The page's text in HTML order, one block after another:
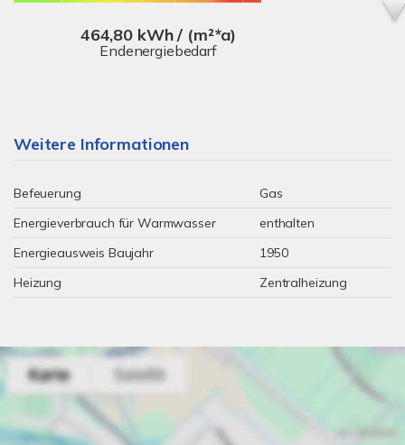
464,80 kWh / (m²*a)
Endenergiebedarf
Weitere Informationen
Befeuerung
Gas
Energieverbrauch für Warmwasser
enthalten
Energieausweis Baujahr
1950
Heizung
Zentralheizung